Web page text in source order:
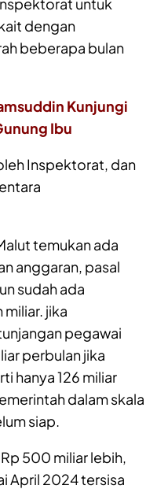
dengan
beberapa bulan
Kunjungi
Ibu
Inspektorat, dan
temukan ada
anggaran, pasal
sudah ada
jika
pegawai
perbulan jika
hanya 126 miliar
dalam skala
siap.
500 miliar lebih,
April 2024 tersisa